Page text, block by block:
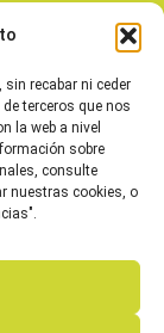
recabar ni ceder
terceros que nos
la web a nivel
sobre
consulte
nuestras cookies, o